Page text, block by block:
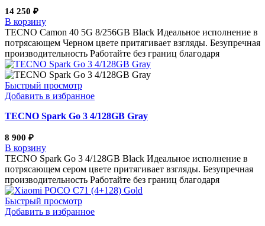
14 250 ₽
В корзину
TECNO Camon 40 5G 8/256GB Black Идеальное исполнение в
потрясающем Черном цвете притягивает взгляды. Безупречная
производительность Работайте без границ благодаря
Быстрый просмотр
Добавить в избранное
TECNO Spark Go 3 4/128GB Gray
8 900 ₽
В корзину
TECNO Spark Go 3 4/128GB Black Идеальное исполнение в
потрясающем сером цвете притягивает взгляды. Безупречная
производительность Работайте без границ благодаря
Быстрый просмотр
Добавить в избранное